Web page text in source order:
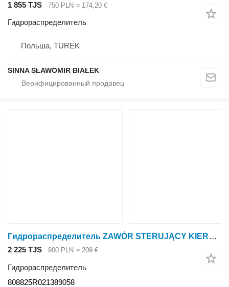
1 855 TJS 750 PLN ≈ 174,20 €
Гидрораспределитель
Польша, TUREK
SINNA SŁAWOMIR BIAŁEK
Гидрораспределитель ZAWÓR STERUJĄCY KIERUNKOWY,ROZDZIELACZ 808825R021389058 для трактора колесного
2 225 TJS 900 PLN ≈ 209 €
Гидрораспределитель
808825R021389058